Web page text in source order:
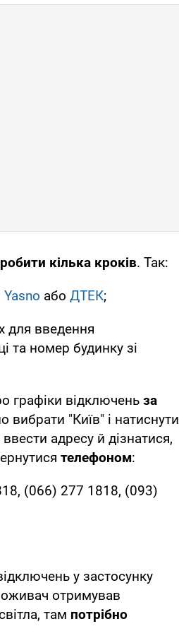
кілька кроків. Так:
Yasno або ДТЕК;
для введення
та номер будинку зі
графіки відключень за
вибрати "Київ" і натиснути
адресу й дізнатися,
телефоном:
(066) 277 1818, (093)
у застосунку
отримував
там потрібно